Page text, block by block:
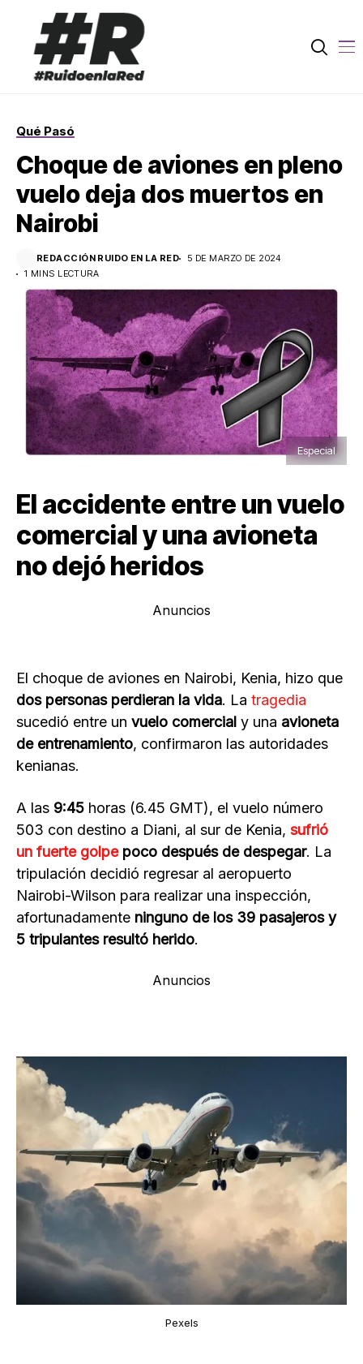
Qué Pasó
Choque de aviones en pleno
vuelo deja dos muertos en
Nairobi
REDACCIÓN RUIDO EN LA RED
5 DE MARZO DE 2024
1 MINS LECTURA
Especial
El accidente entre un vuelo
comercial y una avioneta
no dejó heridos
Anuncios
El choque de aviones en Nairobi, Kenia, hizo que
dos personas perdieran la vida. La tragedia
sucedió entre un vuelo comercial y una avioneta
de entrenamiento, confirmaron las autoridades
kenianas.
A las 9:45 horas (6.45 GMT), el vuelo número
503 con destino a Diani, al sur de Kenia, sufrió
un fuerte golpepoco después de despegar. La
tripulación decidió regresar al aeropuerto
Nairobi-Wilson para realizar una inspección,
afortunadamente ninguno de los 39 pasajeros y
5 tripulantes resultó herido.
Anuncios
Pexels